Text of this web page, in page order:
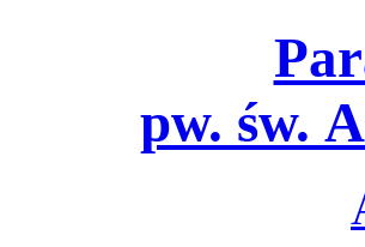
pw. św.